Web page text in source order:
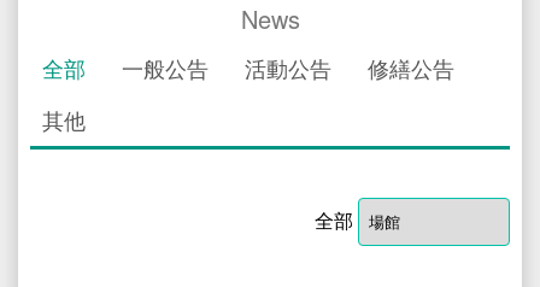
零租場地 Rental
最新消息
News
全部 一般公告 活動公告
修繕公告
其他
全部